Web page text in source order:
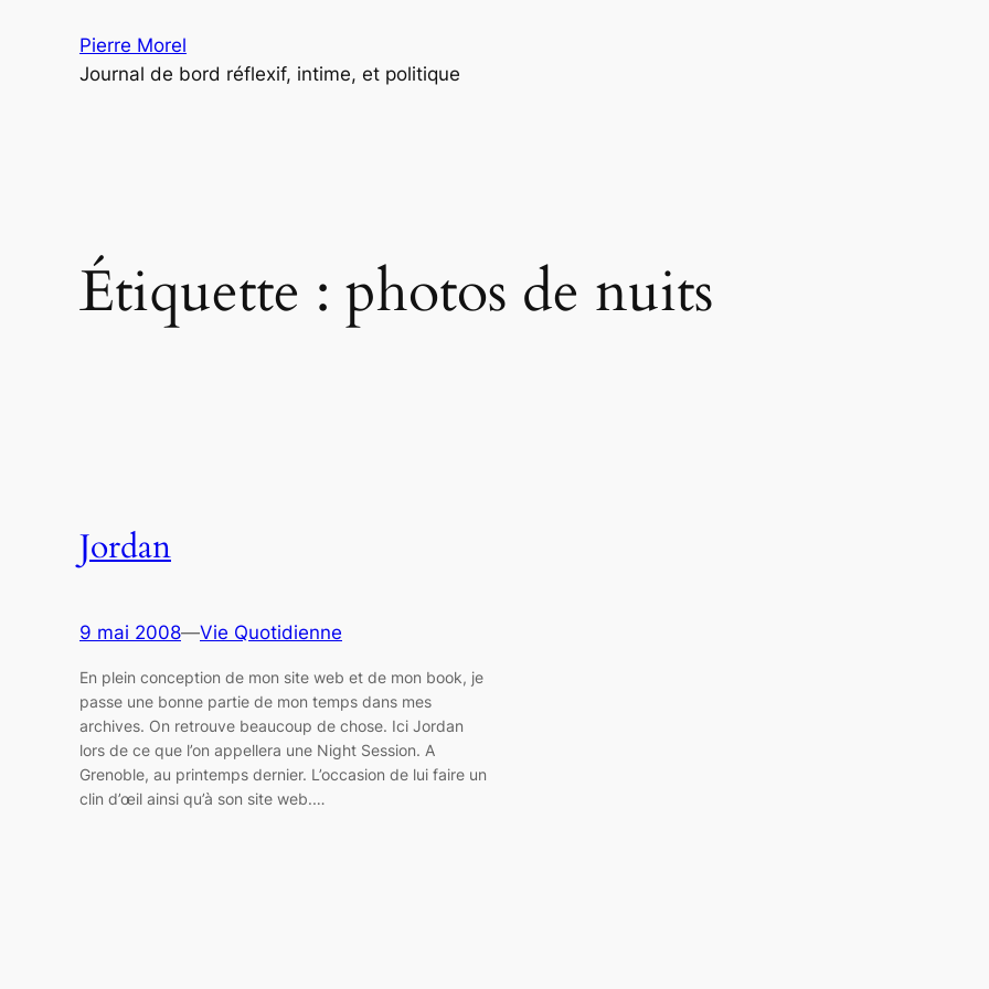
Pierre Morel
Journal de bord réflexif, intime, et politique
Étiquette : photos de nuits
Jordan
9 mai 2008—Vie Quotidienne
En plein conception de mon site web et de mon book, je
passe une bonne partie de mon temps dans mes
archives. On retrouve beaucoup de chose. Ici Jordan
lors de ce que l’on appellera une Night Session. A
Grenoble, au printemps dernier. L’occasion de lui faire un
clin d’œil ainsi qu’à son site web.…